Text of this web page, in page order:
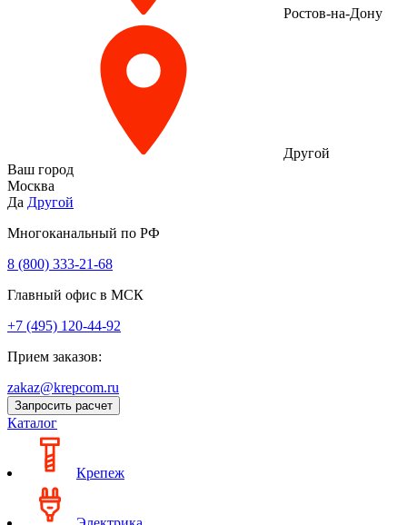
Ростов-на-Дону
Другой
Ваш город
Москва
Да Другой
Многоканальный по РФ
8 (800) 333‑21-68
Главный офис в МСК
+7 (495) 120-44-92
Прием заказов:
zakaz@krepcom.ru
Запросить расчет
Каталог
Крепеж